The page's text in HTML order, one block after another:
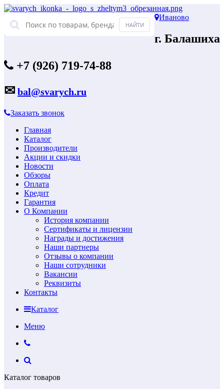
Иваново
г. Балашиха
+7 (926) 719-74-88
✉ bal@svarych.ru
Заказать звонок
Главная
Каталог
Производители
Акции и скидки
Новости
Обзоры
Оплата
Кредит
Гарантия
О Компании
История компании
Сертификаты и лицензии
Награды и достижения
Наши партнеры
Отзывы о компании
Наши сотрудники
Вакансии
Реквизиты
Контакты
Каталог
Меню
Каталог товаров